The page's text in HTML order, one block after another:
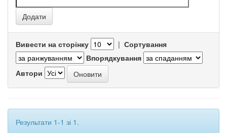
Вивести на сторінку | Сортування
Впорядкування
Автори
Результати 1-1 зі 1.